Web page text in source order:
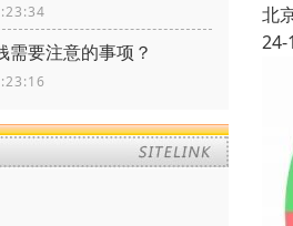
需要注意的事项？
北
24-